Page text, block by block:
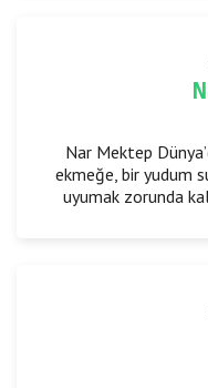
Nar Mektep
ekmeğe, bir yudum
uyumak zorunda